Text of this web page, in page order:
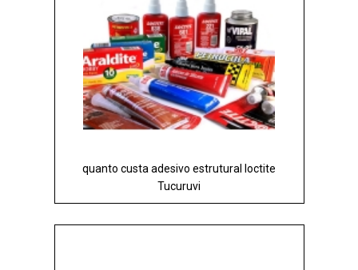
quanto custa adesivo estrutural loctite
Tucuruvi